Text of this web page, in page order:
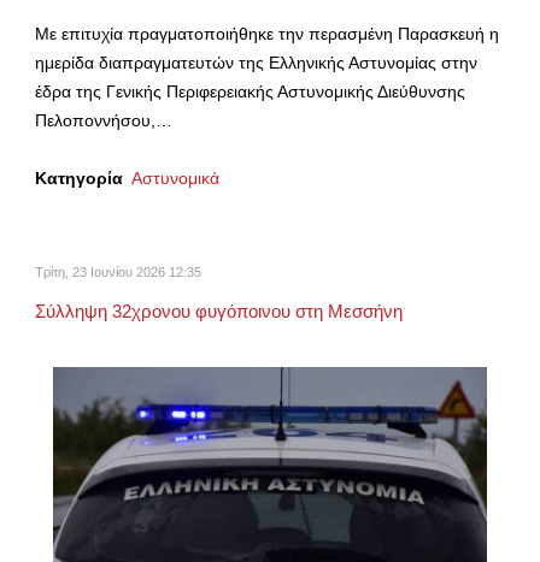
Με επιτυχία πραγματοποιήθηκε την περασμένη Παρασκευή η
ημερίδα διαπραγματευτών της Ελληνικής Αστυνομίας στην
έδρα της Γενικής Περιφερειακής Αστυνομικής Διεύθυνσης
Πελοποννήσου,…
Κατηγορία Αστυνομικά
Τρίτη, 23 Ιουνίου 2026 12:35
Σύλληψη 32χρονου φυγόποινου στη Μεσσήνη